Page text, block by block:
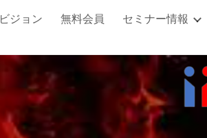
Skip to navigation
ビジョン 無料会員 セミナー情報